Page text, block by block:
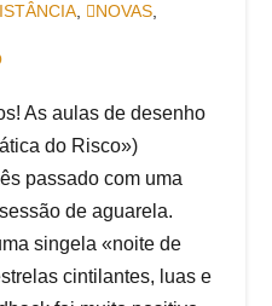
NOVAS
As aulas de desenho
do Risco»)
passado com uma
de aguarela.
singela «noite de
cintilantes, luas e